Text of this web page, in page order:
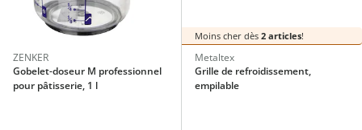
ZENKER
Gobelet-doseur M professionnel
pour pâtisserie, 1 l
Moins cher dès 2 articles!
Metaltex
Grille de refroidissement,
empilable